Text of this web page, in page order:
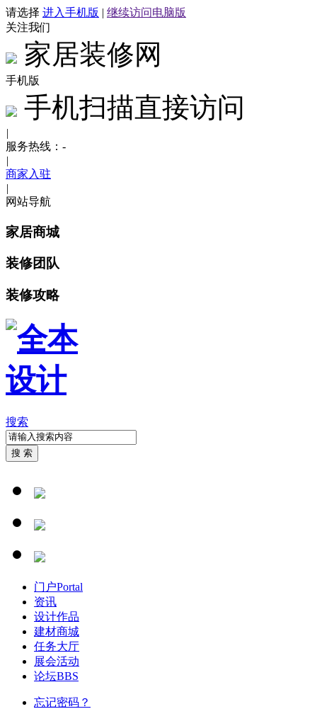
请选择 进入手机版 | 继续访问电脑版
关注我们
家居装修网
手机版
手机扫描直接访问
|
服务热线： -
|
商家入驻
|
网站导航
家居商城
装修团队
装修攻略
搜索
搜 索
门户Portal
资讯
设计作品
建材商城
任务大厅
展会活动
论坛BBS
忘记密码？